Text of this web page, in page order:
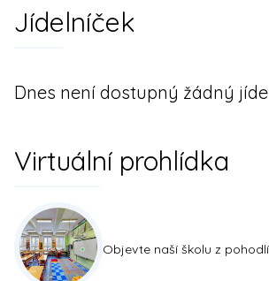
Jídelníček
Dnes není dostupný žádný
Virtuální prohlídka
Objevte naší školu z